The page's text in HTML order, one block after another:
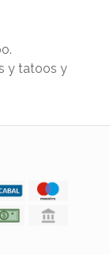
y tatoos y